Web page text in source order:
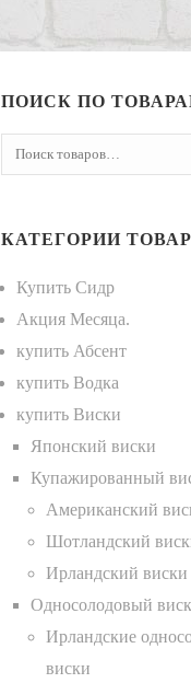
ПОИСК ПО
КАТЕГОРИИ
Купить Сидр
Акция Месяца.
купить Абсент
купить Водка
купить Виски
Японский виски
Купажированный
Американский
Шотландский
Ирландский виски
Односолодовый
Ирландские
виски